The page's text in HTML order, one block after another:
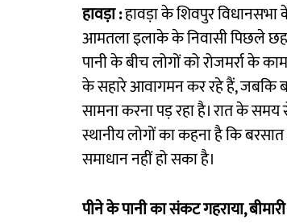
हावड़ा :हावड़ा के शिवपुर
आमतला इलाके के निवासी पिछले
पानी के बीच लोगों को रोजमर्रा के
के सहारे आवागमन कर रहे हैं, जबकि
सामना करना पड़ रहा है। रात के
स्थानीय लोगों का कहना है कि
समाधान नहीं हो सका है।
पीने के पानी का संकट गहराया,